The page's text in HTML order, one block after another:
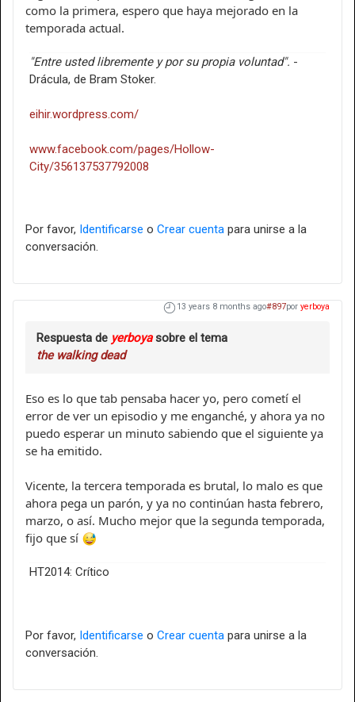
como la primera, espero que haya mejorado en la
temporada actual.
"Entre usted libremente y por su propia voluntad". -
Drácula, de Bram Stoker.
eihir.wordpress.com/
www.facebook.com/pages/Hollow-
City/356137537792008
Por favor, Identificarse o Crear cuenta para unirse a la
conversación.
13 years 8 months ago#897por yerboya
Respuesta de yerboyasobre el tema
the walking dead
Eso es lo que tab pensaba hacer yo, pero cometí el
error de ver un episodio y me enganché, y ahora ya no
puedo esperar un minuto sabiendo que el siguiente ya
se ha emitido.
Vicente, la tercera temporada es brutal, lo malo es que
ahora pega un parón, y ya no continúan hasta febrero,
marzo, o así. Mucho mejor que la segunda temporada,
fijo que sí
HT2014: Crítico
Por favor, Identificarse o Crear cuenta para unirse a la
conversación.